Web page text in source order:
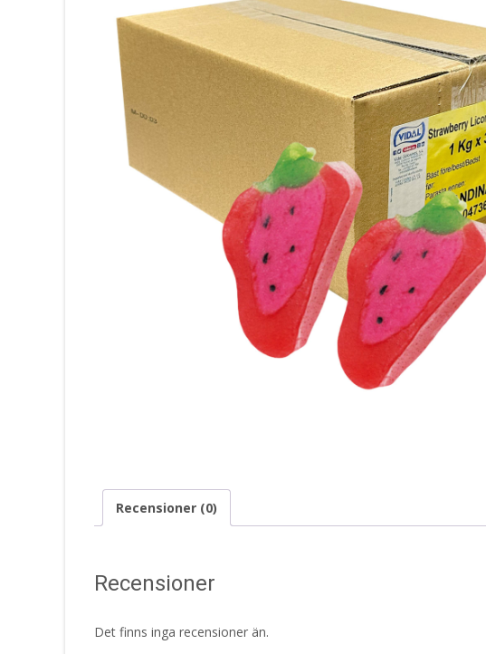
Recensioner (0)
Recensioner
Det finns inga recensioner än.